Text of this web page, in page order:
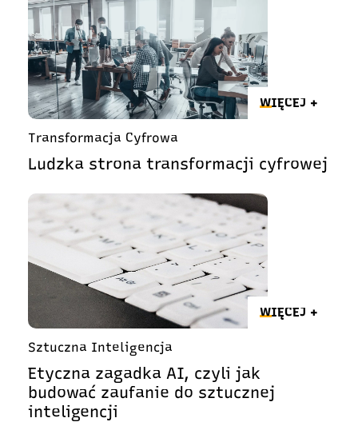
WIĘCEJ +
Transformacja Cyfrowa
Ludzka strona transformacji cyfrowej
WIĘCEJ +
Sztuczna Inteligencja
Etyczna zagadka AI, czyli jak
budować zaufanie do sztucznej
inteligencji